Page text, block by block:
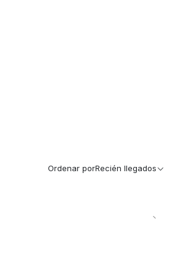
Ordenar porRecién llegados